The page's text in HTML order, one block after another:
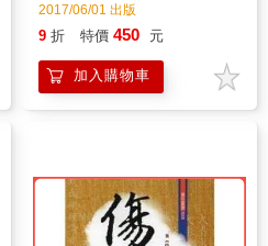
2017/06/01 出版
9 折 特價 450 元
加入購物車